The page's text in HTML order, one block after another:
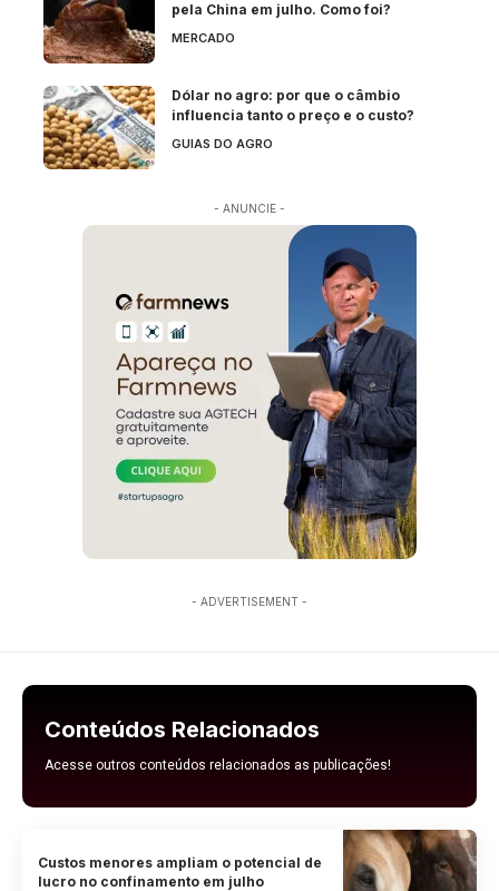
pela China em julho. Como foi?
MERCADO
Dólar no agro: por que o câmbio
influencia tanto o preço e o custo?
GUIAS DO AGRO
- ANUNCIE -
- ADVERTISEMENT -
Conteúdos Relacionados
Acesse outros conteúdos relacionados as publicações!
Custos menores ampliam o potencial de
lucro no confinamento em julho